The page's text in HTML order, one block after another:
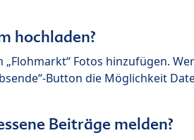
hochladen?
Fotos hinzufügen.
Button die Möglichkeit
Beiträge melden?